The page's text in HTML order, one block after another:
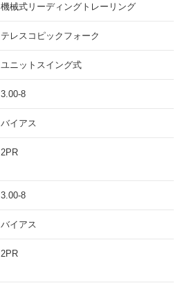
機械式リーディングトレーリング
テレスコピックフォーク
ユニットスイング式
3.00-8
バイアス
2PR
3.00-8
バイアス
2PR